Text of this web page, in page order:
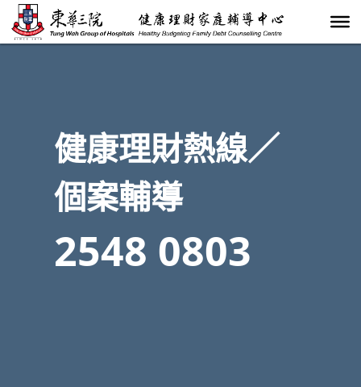
健康理財熱線／
個案輔導
2548 0803